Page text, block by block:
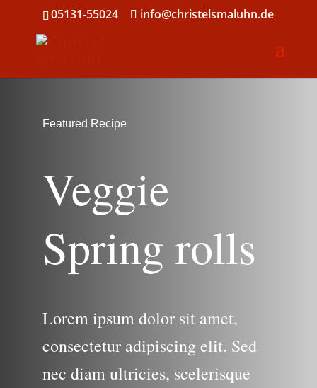
05131-55024 info@christelsmaluhn.de
Featured Recipe
Veggie
Spring rolls
Lorem ipsum dolor sit amet,
consectetur adipiscing elit. Sed
nec diam ultricies, scelerisque